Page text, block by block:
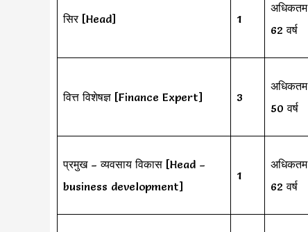
सिर [Head] 1
अधिकतम
62 वर्ष
वित्त विशेषज्ञ [Finance Expert] 3
अधिकतम
50 वर्ष
प्रमुख – व्यवसाय विकास [Head –
business development]
1
अधिकतम
62 वर्ष